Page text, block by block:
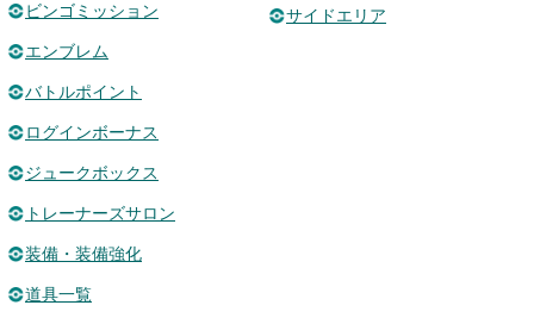
ビンゴミッション
エンブレム
バトルポイント
ログインボーナス
ジュークボックス
トレーナーズサロン
装備・装備強化
道具一覧
サイドエリア